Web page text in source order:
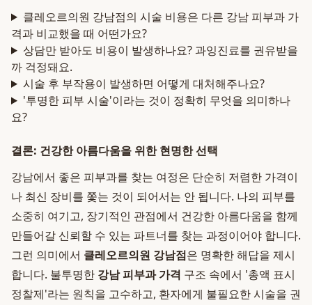
클레오르의원 강남점의 시술 비용은 다른 강남 피부과 가
격과 비교했을 때 어떤가요?
상담만 받아도 비용이 발생하나요? 과잉진료를 권유받을
까 걱정돼요.
시술 후 부작용이 발생하면 어떻게 대처해주나요?
'투명한 피부 시술'이라는 것이 정확히 무엇을 의미하나
요?
결론: 건강한 아름다움을 위한 현명한 선택
강남에서 좋은 피부과를 찾는 여정은 단순히 저렴한 가격이
나 최신 장비를 쫓는 것이 되어서는 안 됩니다. 나의 피부를
소중히 여기고, 장기적인 관점에서 건강한 아름다움을 함께
만들어갈 신뢰할 수 있는 파트너를 찾는 과정이어야 합니다.
그런 의미에서 클레오르의원 강남점은 명확한 해답을 제시
합니다. 불투명한 강남 피부과 가격 구조 속에서 '총액 표시
정찰제'라는 원칙을 고수하고, 환자에게 불필요한 시술을 권